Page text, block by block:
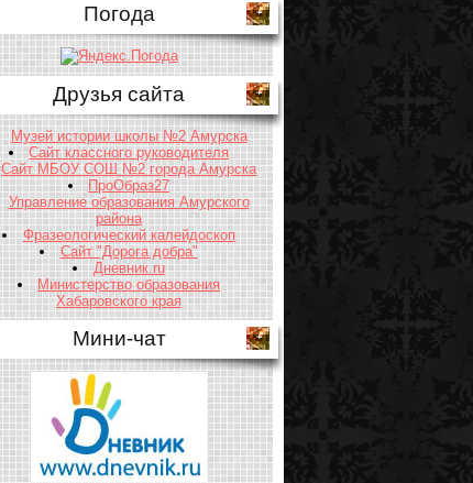
Погода
Друзья сайта
Музей истории школы №2 Амурска
Сайт классного руководителя
Сайт МБОУ СОШ №2 города Амурска
ПроОбраз27
Управление образования Амурского
района
Фразеологический калейдоскоп
Сайт "Дорога добра"
Дневник.ru
Министерство образования
Хабаровского края
Мини-чат